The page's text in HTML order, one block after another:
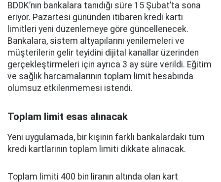
BDDK’nın bankalara tanıdığı süre 15 Şubat’ta sona
eriyor. Pazartesi gününden itibaren kredi kartı
limitleri yeni düzenlemeye göre güncellenecek.
Bankalara, sistem altyapılarını yenilemeleri ve
müşterilerin gelir teyidini dijital kanallar üzerinden
gerçekleştirmeleri için ayrıca 3 ay süre verildi. Eğitim
ve sağlık harcamalarının toplam limit hesabında
olumsuz etkilenmemesi istendi.
Toplam limit esas alınacak
Yeni uygulamada, bir kişinin farklı bankalardaki tüm
kredi kartlarının toplam limiti dikkate alınacak.
Toplam limiti 400 bin liranın altında olan kart